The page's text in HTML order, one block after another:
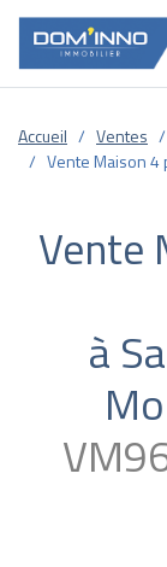
Accueil Ventes
Vente Maison 4
Vente
à